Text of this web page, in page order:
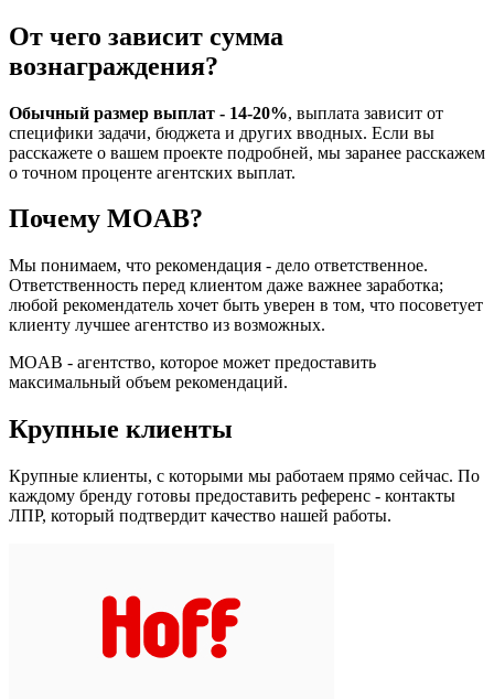
От чего зависит сумма
вознаграждения?
Обычный размер выплат - 14-20%, выплата зависит от
специфики задачи, бюджета и других вводных. Если вы
расскажете о вашем проекте подробней, мы заранее расскажем
о точном проценте агентских выплат.
Почему MOAB?
Мы понимаем, что рекомендация - дело ответственное.
Ответственность перед клиентом даже важнее заработка;
любой рекомендатель хочет быть уверен в том, что посоветует
клиенту лучшее агентство из возможных.
MOAB - агентство, которое может предоставить
максимальный объем рекомендаций.
Крупные клиенты
Крупные клиенты, с которыми мы работаем прямо сейчас. По
каждому бренду готовы предоставить референс - контакты
ЛПР, который подтвердит качество нашей работы.